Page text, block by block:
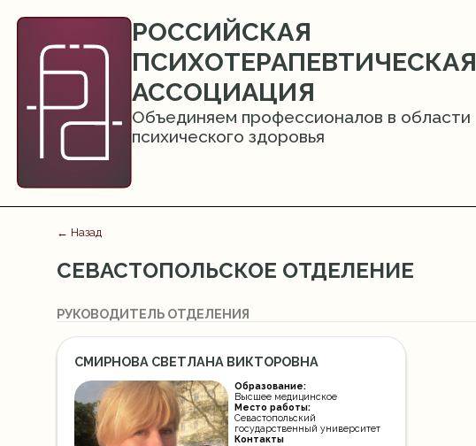
РОССИЙСКАЯ
ПСИХОТЕРАПЕВТИЧЕСКАЯ
АССОЦИАЦИЯ
Объединяем профессионалов в области
психического здоровья
← Назад
СЕВАСТОПОЛЬСКОЕ ОТДЕЛЕНИЕ
РУКОВОДИТЕЛЬ ОТДЕЛЕНИЯ
СМИРНОВА СВЕТЛАНА ВИКТОРОВНА
Образование:
Высшее медицинское
Место работы:
Севастопольский
государственный университет
Контакты